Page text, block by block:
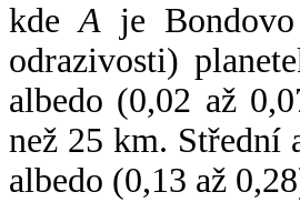
kdeA je
odrazivosti)
albedo (0,02 až
než 25 km. Střední
albedo (0,13 až